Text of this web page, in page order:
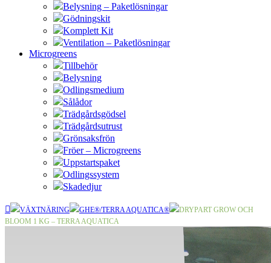
Belysning – Paketlösningar
Gödningskit
Komplett Kit
Ventilation – Paketlösningar
Microgreens
Tillbehör
Belysning
Odlingsmedium
Sålådor
Trädgårdsgödsel
Trädgårdsutrust
Grönsaksfrön
Fröer – Microgreens
Uppstartspaket
Odlingssystem
Skadedjur
VÄXTNÄRING GHE®/TERRA AQUATICA®
DRYPART GROW OCH
BLOOM 1 KG – TERRA AQUATICA